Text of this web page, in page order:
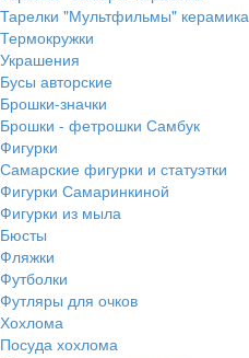
Тарелки "Мультфильмы" керамика
Термокружки
Украшения
Бусы авторские
Брошки-значки
Брошки - фетрошки Самбук
Фигурки
Самарские фигурки и статуэтки
Фигурки Самаринкиной
Фигурки из мыла
Бюсты
Фляжки
Футболки
Футляры для очков
Хохлома
Посуда хохлома